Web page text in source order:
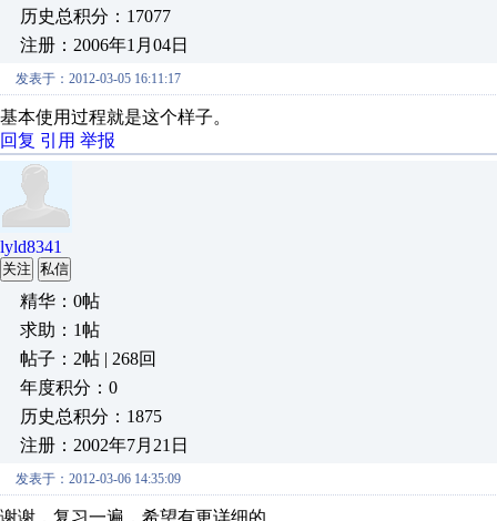
历史总积分：17077
注册：2006年1月04日
发表于：2012-03-05 16:11:17
基本使用过程就是这个样子。
回复 引用 举报
lyld8341
关注 私信
精华：0帖
求助：1帖
帖子：2帖 | 268回
年度积分：0
历史总积分：1875
注册：2002年7月21日
发表于：2012-03-06 14:35:09
谢谢，复习一遍，希望有更详细的